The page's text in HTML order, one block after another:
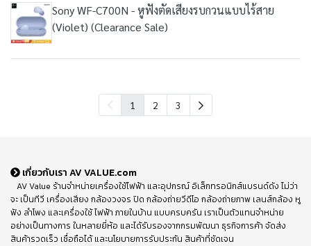
Sony WF-C700N - หูฟังตัดเสียงรบกวนแบบไร้สาย
(Violet) (Clearance Sale)
1 2 3
เกี่ยวกับเรา AV VALUE.com
AV Value ร้านจำหน่ายเครื่องใช้ไฟฟ้า และอุปกรณ์ อิเล็กทรอนิกส์แบรนด์ดัง ไม่ว่า
จะ เป็นทีวี เครื่องเสียง กล้องวงจร ปิด กล้องถ่ายวีดีโอ กล้องถ่ายภาพ เลนส์กล้อง หู
ฟัง ลำโพง และเครื่องใช้ ไฟฟ้า ภายในบ้าน แบบครบครัน เราเป็นตัวแทนจำหน่าย
อย่างเป็นทางการ ในหลายยี่ห้อ และได้รับรองจากกรมพัฒนา ธุรกิจการค้า จัดส่ง
สินค้ารวดเร็ว เชื่อถือได้ และนโยบายการรับประกัน สินค้าที่ชัดเจน